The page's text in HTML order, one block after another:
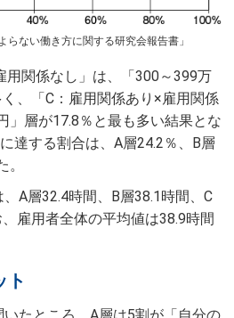
ない働き方に関する研究会報告書」
用関係なし」は、「300～399万
、「C：雇用関係あり×雇用関係
」層が17.8％と最も多い結果とな
達する割合は、A層24.2％、B層
A層32.4時間、B層38.1時間、C
雇用者全体の平均値は38.9時間
ト
たところ、A層は5割が「自分の